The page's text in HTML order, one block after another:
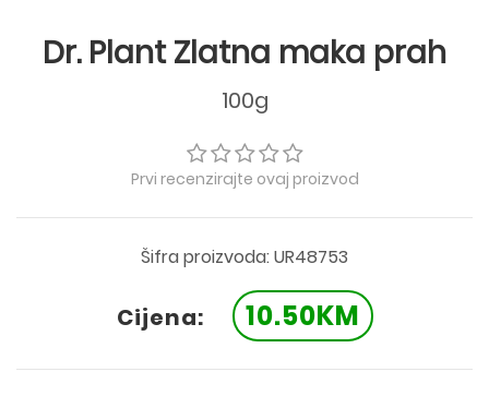
Dr. Plant Zlatna maka prah
100g
Prvi recenzirajte ovaj proizvod
Šifra proizvoda: UR48753
Cijena: 10.50KM